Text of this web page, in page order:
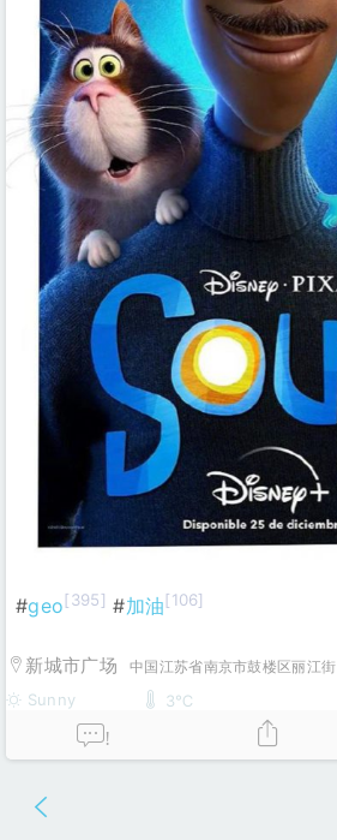
#geo[395] #加油[106]
新城市广场 中国江苏省南京市鼓楼区丽江街
Sunny
3℃
!